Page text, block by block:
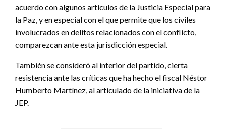
acuerdo con algunos artículos de la Justicia Especial para
la Paz, y en especial con el que permite que los civiles
involucrados en delitos relacionados con el conflicto,
comparezcan ante esta jurisdicción especial.
También se consideró al interior del partido, cierta
resistencia ante las críticas que ha hecho el fiscal Néstor
Humberto Martínez, al articulado de la iniciativa de la
JEP.